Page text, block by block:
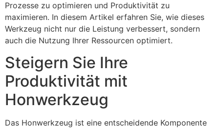
Prozesse zu optimieren und Produktivität zu
maximieren. In diesem Artikel erfahren Sie, wie dieses
Werkzeug nicht nur die Leistung verbessert, sondern
auch die Nutzung Ihrer Ressourcen optimiert.
Steigern Sie Ihre
Produktivität mit
Honwerkzeug
Das Honwerkzeug ist eine entscheidende Komponente